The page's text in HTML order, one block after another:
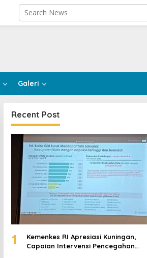
Galeri
Recent Post
1
Kemenkes RI Apresiasi Kuningan,
Capaian Intervensi Pencegahan